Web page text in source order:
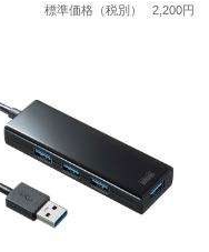
標準価格（税別）
2,200円